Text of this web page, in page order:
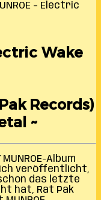
– Electric
Wake
Records)
~
Album
veröffentlicht,
das letzte
hat, Rat Pak